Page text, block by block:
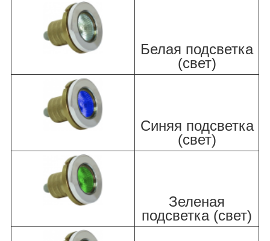
Белая подсветка
(свет)
Синяя подсветка
(свет)
Зеленая
подсветка (свет)